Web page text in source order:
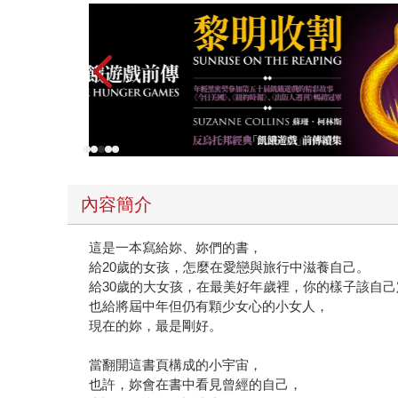
內容簡介
這是一本寫給妳、妳們的書，
給20歲的女孩，怎麼在愛戀與旅行中滋養自己。
給30歲的大女孩，在最美好年歲裡，你的樣子該自
也給將屆中年但仍有顆少女心的小女人，
現在的妳，最是剛好。
當翻開這書頁構成的小宇宙，
也許，妳會在書中看見曾經的自己，